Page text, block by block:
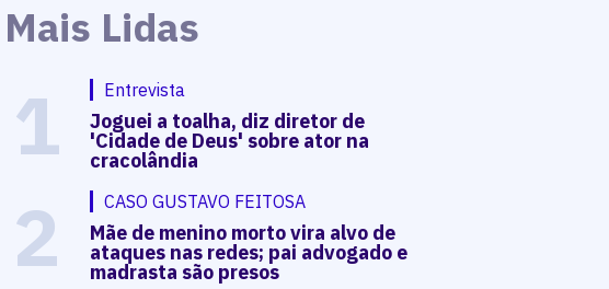
Mais Lidas
1 Entrevista
Joguei a toalha, diz diretor de
'Cidade de Deus' sobre ator na
cracolândia
2 CASO GUSTAVO FEITOSA
Mãe de menino morto vira alvo de
ataques nas redes; pai advogado e
madrasta são presos